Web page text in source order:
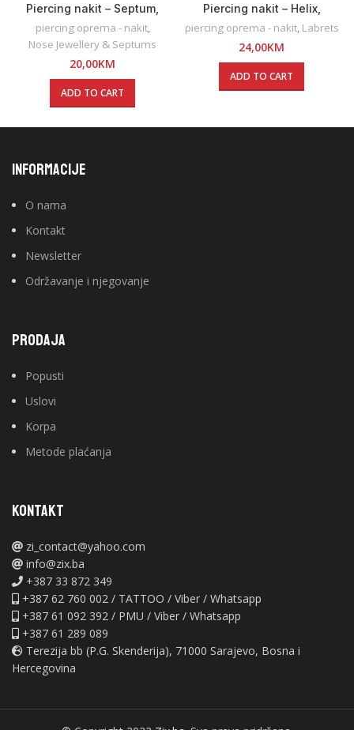
Piercing nakit – Septum,
piercing oprema - nakit,
Nose Jewellery & Septums
20,00KM
ADD TO CART
Piercing nakit – Helix,
forward helix, lobe, flat
piercing oprema - nakit, Labrets
24,00KM
ADD TO CART
INFORMACIJE
O nama
Kontakt
Newsletter
Održavanje i njegovanje
PRODAJA
Popusti
Uslovi
Korpa
Metode plaćanja
KONTAKT
zi_contact@yahoo.com
info@zix.ba
+387 33 872 349
+387 62 760 002 / TATTOO / Viber / Whatsapp
+387 61 092 392 / PMU / Viber / Whatsapp
+387 61 289 089
Terezija bb (P.G. Skenderija), 71000 Sarajevo, Bosna i
Hercegovina